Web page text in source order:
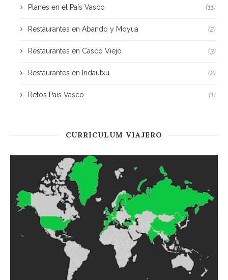
Planes en el País Vasco (11)
Restaurantes en Abando y Moyua (2)
Restaurantes en Casco Viejo (3)
Restaurantes en Indautxu (2)
Retos País Vasco (1)
CURRICULUM VIAJERO